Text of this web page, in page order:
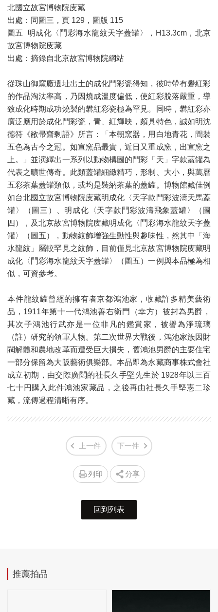
北國立故宮博物院庋藏
出處：同圖三，頁 129，圖版 115
圖五 明成化〈鬥彩海水龍紋天字蓋罐〉，H13.3cm，北京
故宮博物院庋藏
出處：摘錄自北京故宮博物院網站
從珠山御窯廠遺址出土的成化鬥彩瓷得知，彼時帶有礬紅彩
的作品淘汰率高，乃因燒成溫度偏低，使紅彩脫落嚴重，導
致成化時期成功燒製的礬紅彩瓷極為罕見。同時，礬紅彩亦
廣泛應用於成化鬥彩瓷，青、紅輝映，頗具特色，誠如明沈
德符《敝帚齋剩語》所言：「本朝窯器，用白地青花，間裝
五色為古今之冠。如宣窯品最貴，近日又重成窯，出宣窯之
上。」並演繹出一系列以動物構圖的鬥彩「天」字款蓋罐為
代表之曠世傳奇。此類蓋罐細緻精巧，形制、大小，與萬曆
五彩茶葉蓋罐類似，或均是裝納茶葉的蓋罐。博物館藏佳例
如台北國立故宮博物院庋藏明成化〈天字款鬥彩波濤天馬蓋
罐〉（圖三）、明成化〈天字款鬥彩波濤飛象蓋罐〉（圖
四），及北京故宮博物院庋藏明成化〈鬥彩海水龍紋天字蓋
罐〉（圖五），動物紋飾增強生動性與趣味性，然其中「海
水龍紋」屬較罕見之紋飾，目前僅見北京故宮博物院庋藏明
成化〈鬥彩海水龍紋天字蓋罐〉（圖五）一例與本品極為相
似，可資參考。
本件龍紋罐曾經的擁有者京都鴻池家，收藏許多精美藝術
品，1911年第十一代鴻池善右衛門（幸方）被封為男爵，
其次子鴻池行武亦是一位非凡的鑑賞家，被譽為淨琉璃
（註）研究的領軍人物。第二次世界大戰後，鴻池家族因財
閥解體和農地改革而遭受巨大損失，舊鴻池男爵的主要住宅
一部分保留為大阪藝術俱樂部。本品即為永藏商事株式會社
成立初期，由交際廣闊的社長久手堅先生於 1928年以三百
七十円購入此件鴻池家藏品，之後再由社長久手堅憲二珍
藏，流傳過程清晰有序。
上一件 下一件
列印 分享
回到列表
推薦拍品